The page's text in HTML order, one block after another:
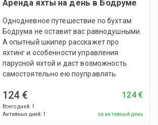
Аренда яхты на день в Бодруме
Однодневное путешествие по бухтам
Бодрума не оставит вас равнодушными.
А опытный шкипер расскажет про
яхтинг и особенности управления
парусной яхтой и даст возможность
самостоятельно ею поуправлять.
124 €
Всего дней: 1
Активных дней: 1
124 €
за активный день